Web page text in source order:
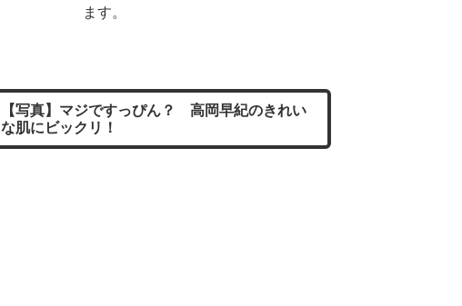
ます。
【写真】マジですっぴん？ 高岡早紀のきれい
な肌にビックリ！